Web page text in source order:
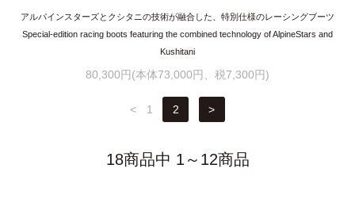
アルパインスターズとクシタニの技術が融合した、特別仕様のレーシングブーツ
Special-edition racing boots featuring the combined technology of AlpineStars and
Kushitani
80,300円(本体73,000円、税7,300円)
< 1 2 >
18商品中 1～12商品